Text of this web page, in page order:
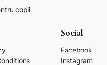
copii
Social
Facebook
Instagram